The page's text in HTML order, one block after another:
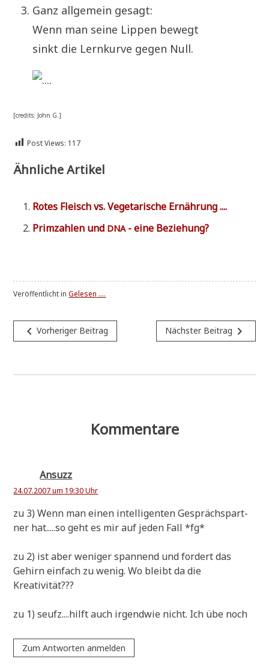
Ganz all­ge­mein gesagt:
Wenn man sei­ne Lip­pen bewegt
sinkt die Lern­kur­ve gegen Null.
[cre­dits: John G.]
Post Views: 117
Ähnliche Artikel
Rotes Fleisch vs. Vege­ta­ri­sche Ernährung ....
Prim­zah­len und DNA- eine Beziehung?
Veröffentlicht inGelesen ....
Beitragsnavigation
navigate_beforeVorheriger Beitrag Nächster Beitrag navigate_next
Kommentare
Ansuzz
24.07.2007 um 19:30 Uhr
zu 3) Wenn man einen intel­li­gen­ten Gesprächs­part­
ner hat.....so geht es mir auf jeden Fall *fg*
zu 2) ist aber weni­ger span­nend und for­dert das
Gehirn ein­fach zu wenig. Wo bleibt da die
Kreativität???
zu 1) seufz....hilft auch irgend­wie nicht. Ich übe noch
Zum Antworten anmelden